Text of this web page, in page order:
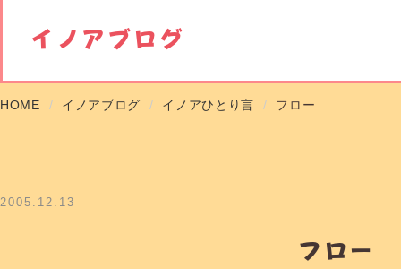
イノアブログ
HOME イノアブログ イノアひとり言 フロー
2005.12.13
フロー